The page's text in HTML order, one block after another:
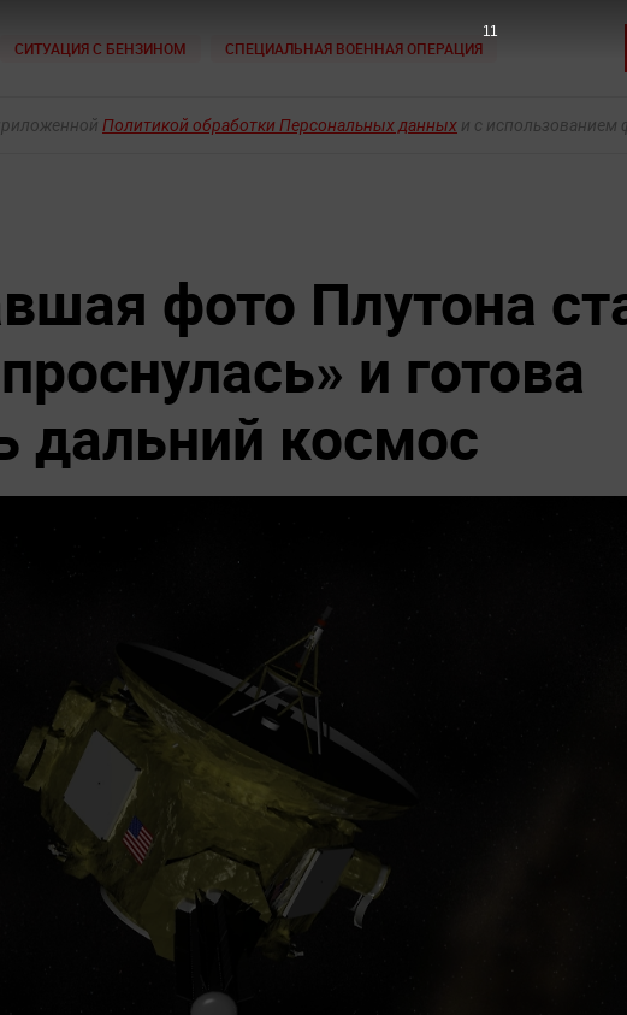
СИТУАЦИЯ С БЕНЗИНОМ СПЕЦИАЛЬНАЯ ВОЕННАЯ ОПЕРАЦИЯ
Политикой обработки Персональных данных и с использованием
фото Плутона
и готова
дальний космос
10